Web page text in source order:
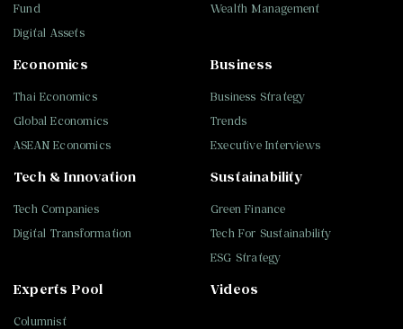
Fund
Digital Assets
Wealth Management
Business
Business Strategy
Trends
Executive Interviews
Tech & Innovation
Tech Companies
Digital Transformation
Sustainability
Green Finance
Tech For Sustainability
ESG Strategy
Economics
Thai Economics
Global Economics
ASEAN Economics
Experts Pool
Columnist
Videos